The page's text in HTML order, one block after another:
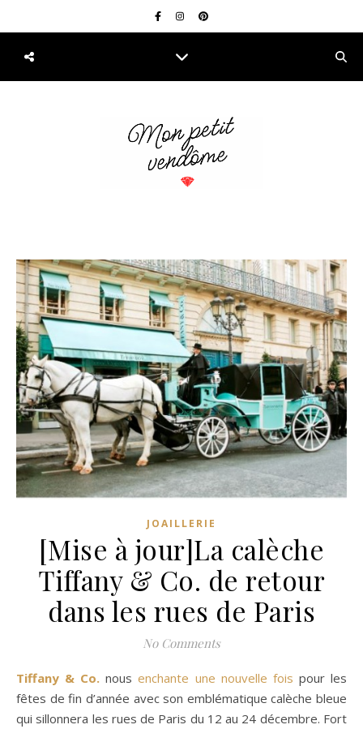
JOAILLERIE
[Mise à jour]La calèche
Tiffany & Co. de retour
dans les rues de Paris
No Comments
Tiffany & Co. nousenchante une nouvelle fois pour les
fêtes de fin d’année avec son emblématique calèche bleue
qui sillonnera les rues de Paris du 12 au 24 décembre. Fort